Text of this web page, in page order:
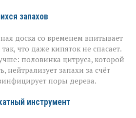
запахов
доска со временем впитывает
что даже кипяток не спасает.
половинка цитруса, которой
нейтрализует запахи за счёт
поры дерева.
инструмент